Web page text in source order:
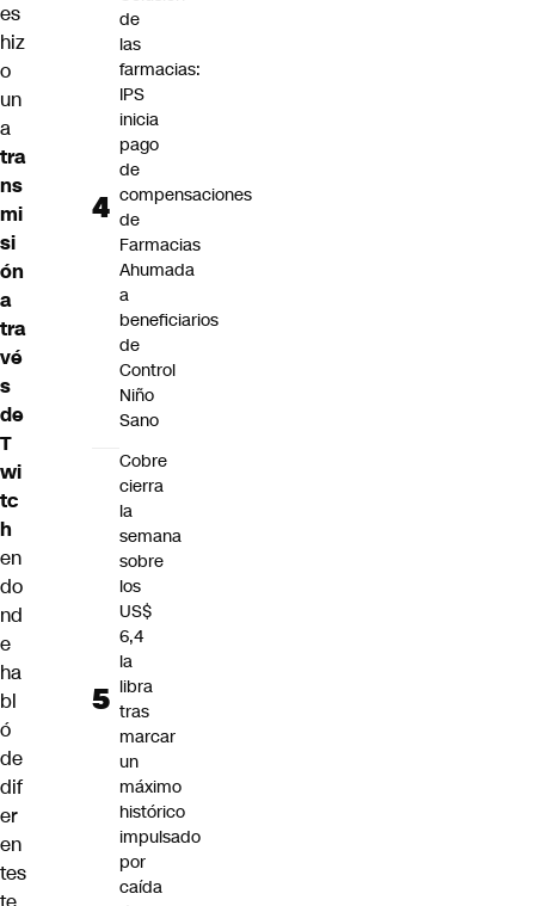
es
hiz
o
un
a
tra
ns
mi
si
ón
a
tra
vé
s
de
T
wi
tc
h
en
do
nd
e
ha
bl
ó
de
dif
er
en
tes
de
las
farmacias:
IPS
inicia
pago
de
compensaciones
de
Farmacias
Ahumada
a
beneficiarios
de
Control
Niño
Sano
Cobre
cierra
la
semana
sobre
los
US$
6,4
la
libra
tras
marcar
un
máximo
histórico
impulsado
por
caída